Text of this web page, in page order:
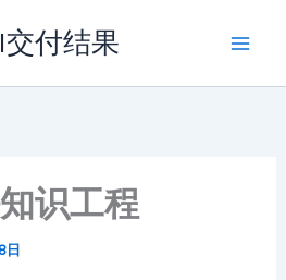
交付结果
识工程
日